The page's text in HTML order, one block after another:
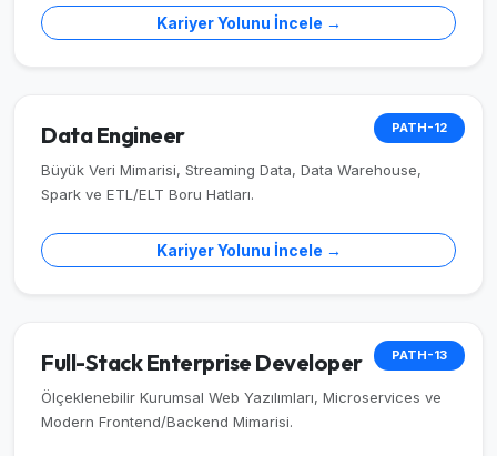
Kariyer Yolunu İncele →
PATH-12
Data Engineer
Büyük Veri Mimarisi, Streaming Data, Data Warehouse,
Spark ve ETL/ELT Boru Hatları.
Kariyer Yolunu İncele →
PATH-13
Full-Stack Enterprise Developer
Ölçeklenebilir Kurumsal Web Yazılımları, Microservices ve
Modern Frontend/Backend Mimarisi.